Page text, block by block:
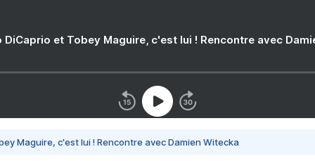
DiCaprio et Tobey Maguire, c'est lui ! Rencontre avec
Maguire, c'est lui ! Rencontre avec Damien Witecka